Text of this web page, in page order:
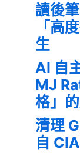
讀後
「高
生
AI 自
MJ
格」
清理
自